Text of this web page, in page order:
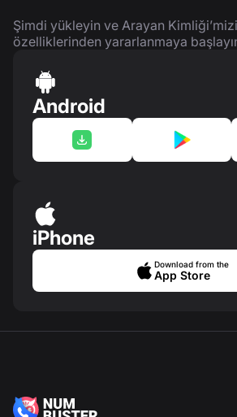
Şimdi yükleyin ve Arayan
özelliklerinden yararlanmaya
Android
iPhone
Download from the
App Store